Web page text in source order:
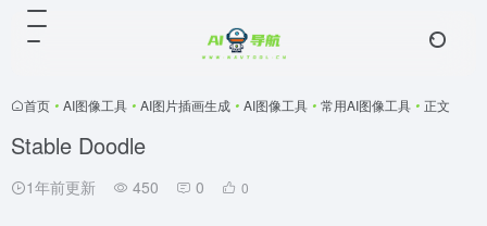
首页 • AI图像工具 • AI图片插画生成 • AI图像工具 • 常用AI图像工具 • 正文
Stable Doodle
1年前更新 450 0 0